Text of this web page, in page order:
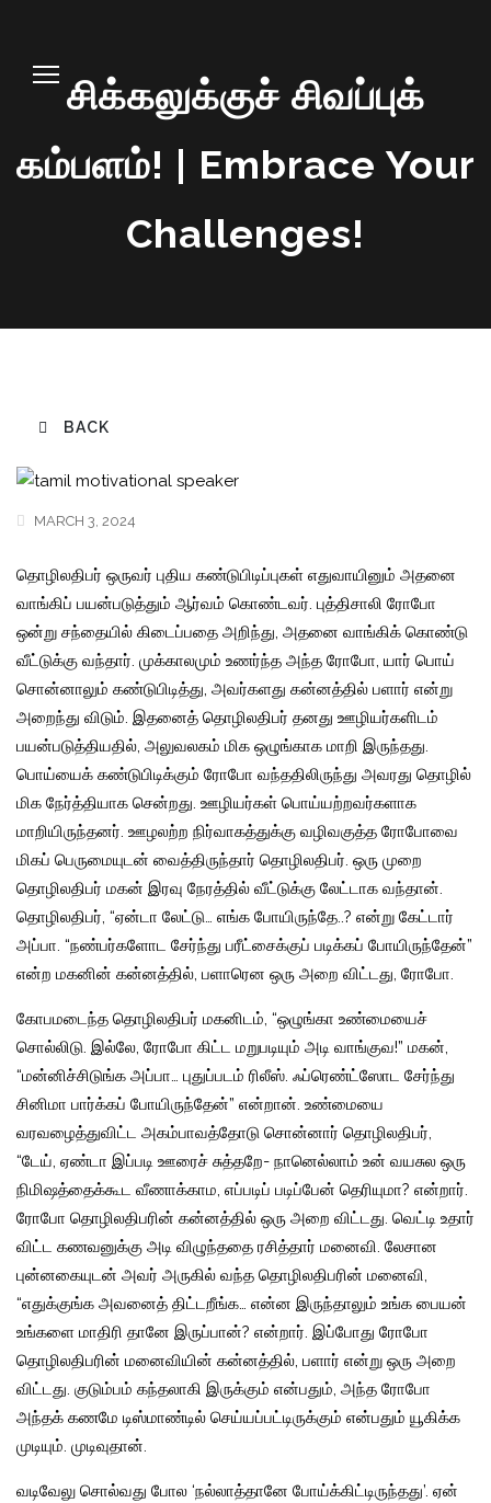
சிக்கலுக்குச் சிவப்புக்
கம்பளம்! | Embrace Your
Challenges!
BACK
MARCH 3, 2024
தொழிலதிபர் ஒருவர் புதிய கண்டுபிடிப்புகள் எதுவாயினும் அதனை
வாங்கிப் பயன்படுத்தும் ஆர்வம் கொண்டவர். புத்திசாலி ரோபோ
ஒன்று சந்தையில் கிடைப்பதை அறிந்து, அதனை வாங்கிக் கொண்டு
வீட்டுக்கு வந்தார். முக்காலமும் உணர்ந்த அந்த ரோபோ, யார் பொய்
சொன்னாலும் கண்டுபிடித்து, அவர்களது கன்னத்தில் பளார் என்று
அறைந்து விடும். இதனைத் தொழிலதிபர் தனது ஊழியர்களிடம்
பயன்படுத்தியதில், அலுவலகம் மிக ஒழுங்காக மாறி இருந்தது.
பொய்யைக் கண்டுபிடிக்கும் ரோபோ வந்ததிலிருந்து அவரது தொழில்
மிக நேர்த்தியாக சென்றது. ஊழியர்கள் பொய்யற்றவர்களாக
மாறியிருந்தனர். ஊழலற்ற நிர்வாகத்துக்கு வழிவகுத்த ரோபோவை
மிகப் பெருமையுடன் வைத்திருந்தார் தொழிலதிபர். ஒரு முறை
தொழிலதிபர் மகன் இரவு நேரத்தில் வீட்டுக்கு லேட்டாக வந்தான்.
தொழிலதிபர், “ஏன்டா லேட்டு… எங்க போயிருந்தே..? என்று கேட்டார்
அப்பா. “நண்பர்களோட சேர்ந்து பரீட்சைக்குப் படிக்கப் போயிருந்தேன்”
என்ற மகனின் கன்னத்தில், பளாரென ஒரு அறை விட்டது, ரோபோ.
கோபமடைந்த தொழிலதிபர் மகனிடம், “ஒழுங்கா உண்மையைச்
சொல்லிடு. இல்லே, ரோபோ கிட்ட மறுபடியும் அடி வாங்குவ!” மகன்,
“மன்னிச்சிடுங்க அப்பா… புதுப்படம் ரிலீஸ். ஃப்ரெண்ட்ஸோட சேர்ந்து
சினிமா பார்க்கப் போயிருந்தேன்” என்றான். உண்மையை
வரவழைத்துவிட்ட அகம்பாவத்தோடு சொன்னார் தொழிலதிபர்,
“டேய், ஏண்டா இப்படி ஊரைச் சுத்தறே- நானெல்லாம் உன் வயசுல ஒரு
நிமிஷத்தைக்கூட வீணாக்காம, எப்படிப் படிப்பேன் தெரியுமா? என்றார்.
ரோபோ தொழிலதிபரின் கன்னத்தில் ஒரு அறை விட்டது. வெட்டி உதார்
விட்ட கணவனுக்கு அடி விழுந்ததை ரசித்தார் மனைவி. லேசான
புன்னகையுடன் அவர் அருகில் வந்த தொழிலதிபரின் மனைவி,
“எதுக்குங்க அவனைத் திட்டறீங்க… என்ன இருந்தாலும் உங்க பையன்
உங்களை மாதிரி தானே இருப்பான்? என்றார். இப்போது ரோபோ
தொழிலதிபரின் மனைவியின் கன்னத்தில், பளார் என்று ஒரு அறை
விட்டது. குடும்பம் கந்தலாகி இருக்கும் என்பதும், அந்த ரோபோ
அந்தக் கணமே டிஸ்மாண்டில் செய்யப்பட்டிருக்கும் என்பதும் யூகிக்க
முடியும். முடிவுதான்.
வடிவேலு சொல்வது போல ‘நல்லாத்தானே போய்க்கிட்டிருந்தது’. ஏன்